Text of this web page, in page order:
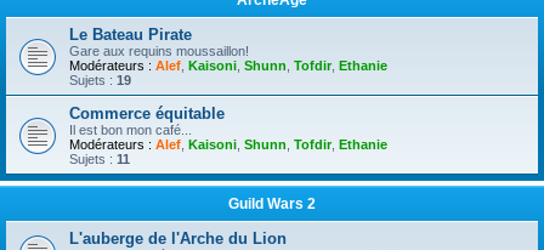
Le Bateau Pirate
Gare aux requins moussaillon!
Modérateurs : Alef Kaisoni Shunn Tofdir, Ethanie
Sujets : 19
Commerce équitable
Il est bon mon café...
Modérateurs : Alef Kaisoni Shunn Tofdir, Ethanie
Sujets : 11
Guild Wars 2
L'auberge de l'Arche du Lion